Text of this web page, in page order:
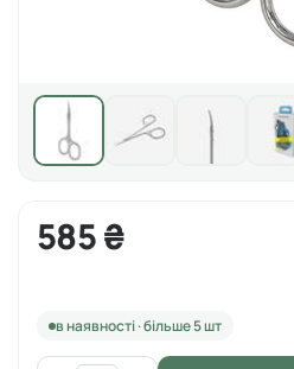
585 ₴
в наявності · більше 5 шт